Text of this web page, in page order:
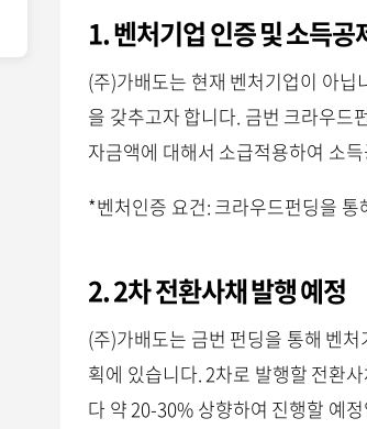
1. 벤처기업 인증 및 소득공
(주)가배도는 현재 벤처기업이 아닙
을 갖추고자 합니다. 금번 크라우드
자금액에 대해서 소급적용하여 소
*벤처인증 요건: 크라우드펀딩을
2. 2차 전환사채 발행 예정
(주)가배도는 금번 펀딩을 통해 벤
획에 있습니다. 2차로 발행할 전환
다 약 20-30% 상향하여 진행할 예